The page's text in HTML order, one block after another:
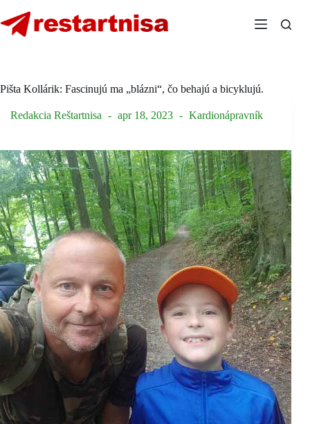
to
content
Pišta Kollárik: Fascinujú ma „blázni“, čo behajú a bicyklujú.
Redakcia Reštartnisa apr 18, 2023 Kardionápravník